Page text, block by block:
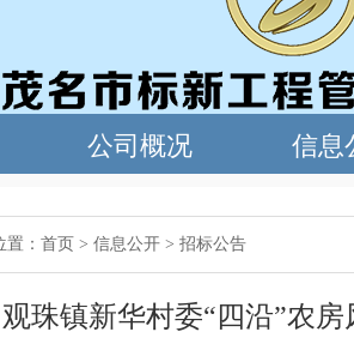
置： 首页 > 信息公开 > 招标公告
观珠镇新华村委“四沿”农